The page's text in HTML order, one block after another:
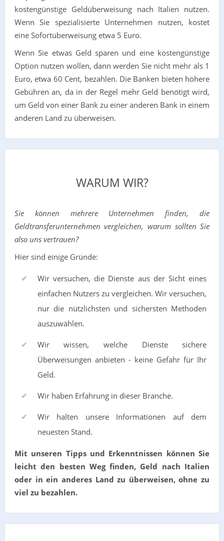
kostengünstige Geldüberweisung nach Italien nutzen.
Wenn Sie spezialisierte Unternehmen nutzen, kostet
eine Sofortüberweisung etwa 5 Euro.
Wenn Sie etwas Geld sparen und eine kostengünstige
Option nutzen wollen, dann werden Sie nicht mehr als 1
Euro, etwa 60 Cent, bezahlen. Die Banken bieten höhere
Gebühren an, da in der Regel mehr Geld benötigt wird,
um Geld von einer Bank zu einer anderen Bank in einem
anderen Land zu überweisen.
WARUM WIR?
Sie können mehrere Unternehmen finden, die
Geldtransferunternehmen vergleichen, warum sollten Sie
also uns vertrauen?
Hier sind einige Gründe:
Wir versuchen, die Dienste aus der Sicht eines
einfachen Nutzers zu vergleichen. Wir versuchen,
nur die nützlichsten und sichersten Methoden
auszuwählen.
Wir wissen, welche Dienste sichere
Überweisungen anbieten - keine Gefahr für Ihr
Geld.
Wir haben Erfahrung in dieser Branche.
Wir halten unsere Informationen auf dem
neuesten Stand.
Mit unseren Tipps und Erkenntnissen können Sie
leicht den besten Weg finden, Geld nach Italien
oder in ein anderes Land zu überweisen, ohne zu
viel zu bezahlen.